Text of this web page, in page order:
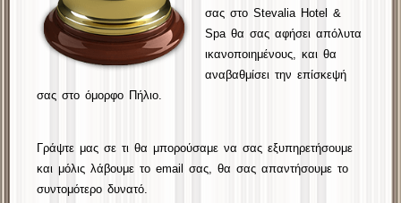
σας στο Stevalia Hotel &
Spa θα σας αφήσει απόλυτα
ικανοποιημένους, και θα
αναβαθμίσει την επίσκεψή
σας στο όμορφο Πήλιο.
Γράψτε μας σε τι θα μπορούσαμε να σας εξυπηρετήσουμε
και μόλις λάβουμε το email σας, θα σας απαντήσουμε το
συντομότερο δυνατό.